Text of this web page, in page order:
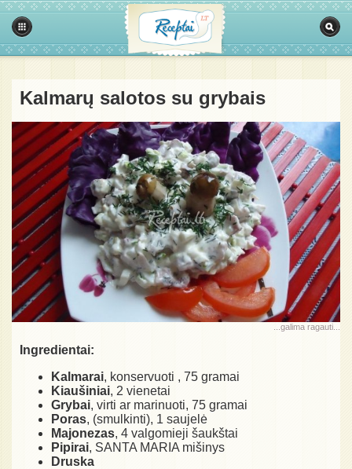
Kalmarų salotos su grybais
...galima ragauti...
Ingredientai:
Kalmarai, konservuoti , 75 gramai
Kiaušiniai, 2 vienetai
Grybai, virti ar marinuoti, 75 gramai
Poras, (smulkinti), 1 saujelė
Majonezas, 4 valgomieji šaukštai
Pipirai, SANTA MARIA mišinys
Druska